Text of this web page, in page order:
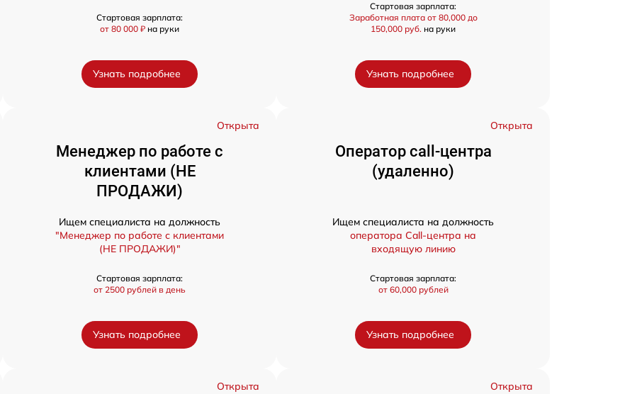
Стартовая зарплата:
от 80 000 ₽ на руки
Узнать подробнее
Стартовая зарплата:
Заработная плата от 80,000 до
150,000 руб. на руки
Узнать подробнее
Открыта
Менеджер по работе с
клиентами (НЕ
ПРОДАЖИ)
Ищем специалиста на должность
"Менеджер по работе с клиентами
(НЕ ПРОДАЖИ)"
Стартовая зарплата:
от 2500 рублей в день
Узнать подробнее
Открыта
Оператор call-центра
(удаленно)
Ищем специалиста на должность
оператора Call-центра на
входящую линию
Стартовая зарплата:
от 60,000 рублей
Узнать подробнее
Открыта Открыта